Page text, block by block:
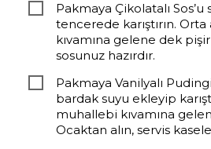
Pakmaya Çikolatalı
tencerede karıştırın. Orta
kıvamına gelene dek
sosunuz hazırdır.
Pakmaya Vanilyalı
bardak suyu ekleyip
muhallebi kıvamına
Ocaktan alın, servis